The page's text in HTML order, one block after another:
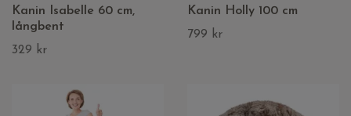
Kanin Isabelle 60 cm,
långbent
329 kr
Kanin Holly 100 cm
799 kr